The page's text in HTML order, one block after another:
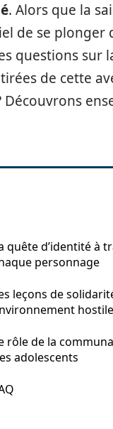
. Alors que la
de se plonger
questions sur
de cette
quête d’identité à
personnage
leçons de
hostile
rôle de la
adolescents